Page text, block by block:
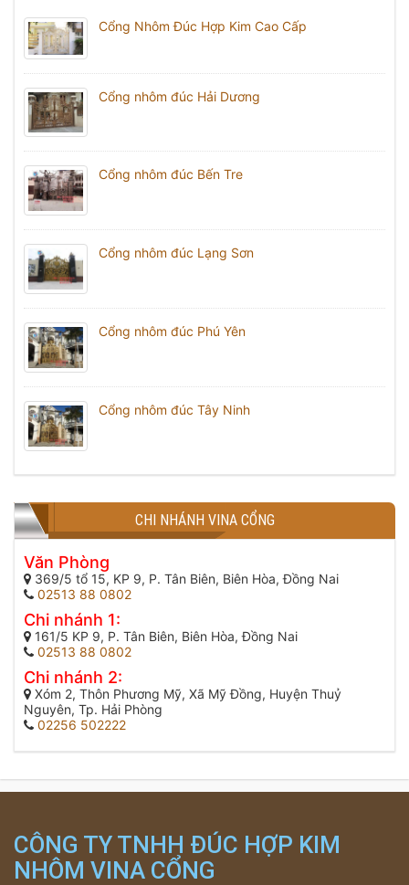
Cổng Nhôm Đúc Hợp Kim Cao Cấp
Cổng nhôm đúc Hải Dương
Cổng nhôm đúc Bến Tre
Cổng nhôm đúc Lạng Sơn
Cổng nhôm đúc Phú Yên
Cổng nhôm đúc Tây Ninh
CHI NHÁNH VINA CỔNG
Văn Phòng
369/5 tổ 15, KP 9, P. Tân Biên, Biên Hòa, Đồng Nai
02513 88 0802
Chi nhánh 1:
161/5 KP 9, P. Tân Biên, Biên Hòa, Đồng Nai
02513 88 0802
Chi nhánh 2:
Xóm 2, Thôn Phương Mỹ, Xã Mỹ Đồng, Huyện Thuỷ
Nguyên, Tp. Hải Phòng
02256 502222
CÔNG TY TNHH ĐÚC HỢP KIM
NHÔM VINA CỔNG